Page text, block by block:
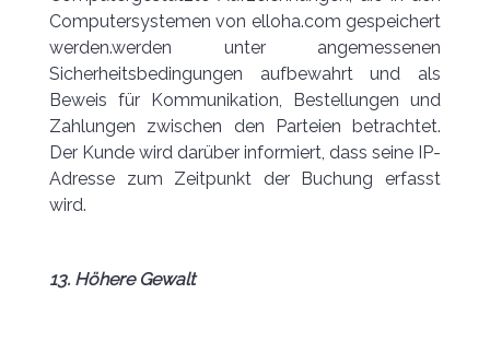
Computersystemen von elloha.com gespeichert
werden.werden unter angemessenen
Sicherheitsbedingungen aufbewahrt und als
Beweis für Kommunikation, Bestellungen und
Zahlungen zwischen den Parteien betrachtet.
Der Kunde wird darüber informiert, dass seine IP-
Adresse zum Zeitpunkt der Buchung erfasst
wird.
13. Höhere Gewalt